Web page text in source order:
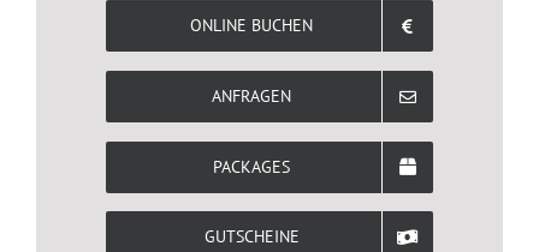
ONLINE BUCHEN
ANFRAGEN
PACKAGES
GUTSCHEINE